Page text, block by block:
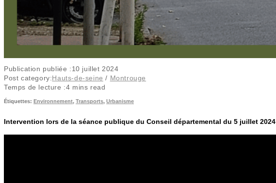
Publication publiée :10 juillet 2024
Post category:Hauts-de-seine / Montrouge
Temps de lecture :4 mins read
Étiquettes: Environnement, Transports, Urbanisme
Intervention lors de la séance publique du Conseil départemental du 5 juillet 2024